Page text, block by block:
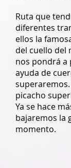
Ruta que
diferentes
ellos la
del cuello del
nos pondrá a
ayuda de
picacho
Ya se hace
bajaremos la
momento.